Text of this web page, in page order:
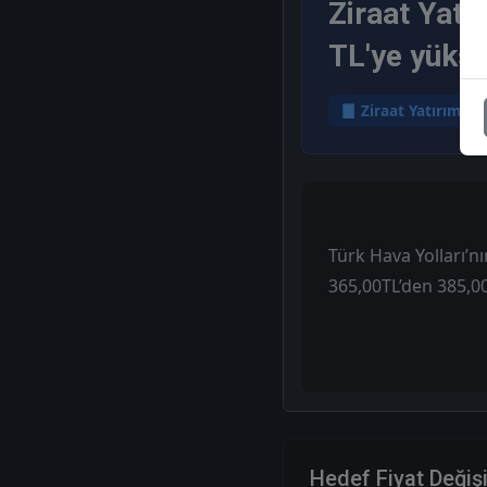
Ziraat
TL'ye
Ziraat Yatırım
Türk Hava
365,00TL’den
Hedef Fiyat